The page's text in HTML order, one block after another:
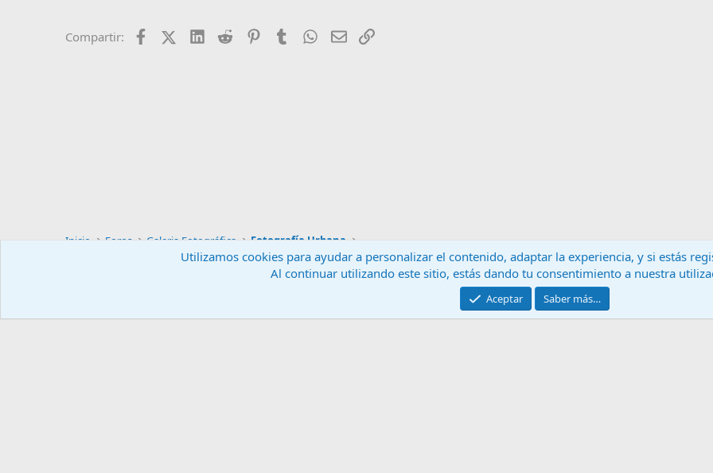
Compartir: FacebookX (Twitter)
LinkedIn
Reddit PinterestTumblrWhatsApp
EmailEnlace
Inicio Foros Galeria Fotográfica Fotografía Urbana
Contáctanos
Community platform by XenForo® © 2010-2024 XenForo Ltd.
Utilizamos cookies para ayudar a personalizar el contenido, adaptar la experiencia, y si estás
Al continuar utilizando este sitio, estás dando tu consentimiento a nuestra
Aceptar Saber más…